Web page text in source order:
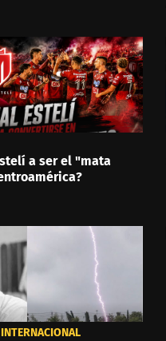
a ser el "mata